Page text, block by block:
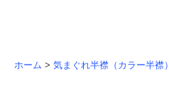
ホーム > 気まぐれ半襟（カラー半襟）